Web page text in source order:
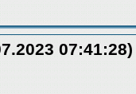
07:41:28)